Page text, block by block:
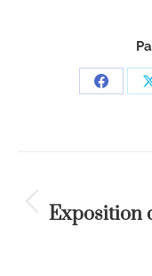
Exposition